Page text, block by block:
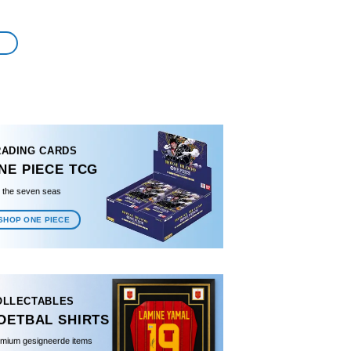
CARDS
PIECE TCG
the seven seas
ONE PIECE
SHIRTS
gesigneerde items